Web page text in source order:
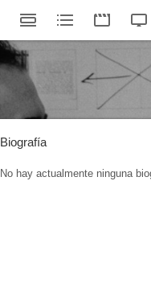
Biografía
No hay actualmente ninguna